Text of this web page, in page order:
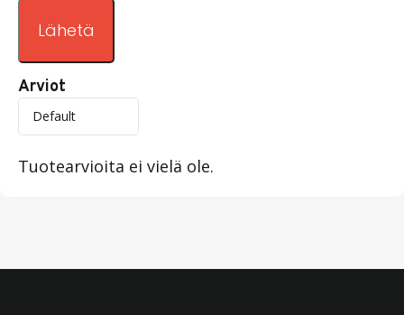
Arviot
Tuotearvioita ei vielä ole.